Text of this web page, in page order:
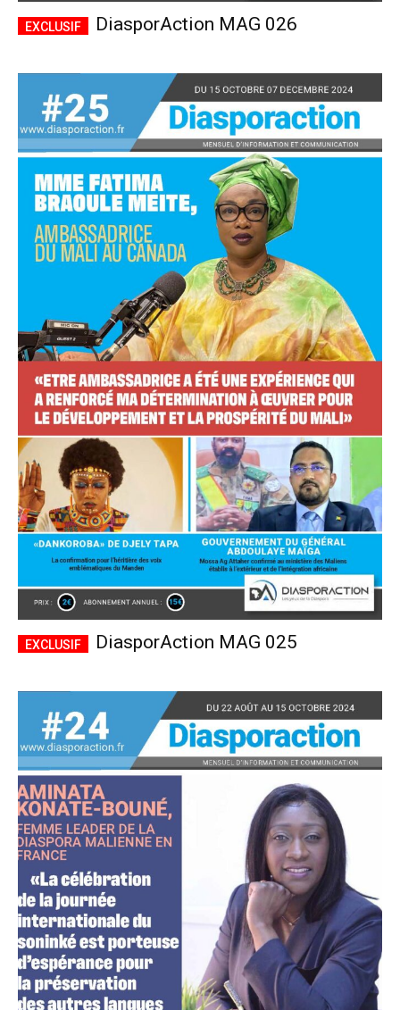
Accès complet
$22 / anplaceholder text
Tous les articles
Annonces
ANNUEL MENSUEL
CHOISIR LE FORFAIT
DiasporAction MAG 026
DiasporAction MAG 025